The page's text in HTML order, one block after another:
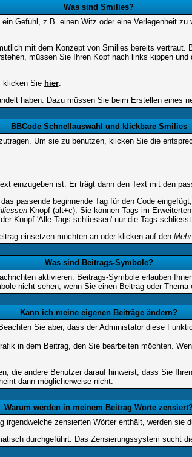
Was sind Smilies?
Gefühl, z.B. einen Witz oder eine Verlegenheit
mit dem Konzept von Smilies bereits
müssen Sie Ihren Kopf nach links kippen
klicken Sie hier.
haben. Dazu müssen Sie beim Erstellen eines
BBCode Schnellauswahl und klickbare Smilies
Um sie zu benutzen, klicken Sie die
einzugeben ist. Er trägt dann den Text mit den
passende beginnende Tag für den Code
Knopf (alt+c). Sie können Tags im
Knopf 'Alle Tags schliessen' nur die Tags
einsetzen möchten an oder klicken auf den
Was sind Beitrags-Symbole?
aktivieren. Beitrags-Symbole erlauben
nicht sehen, wenn Sie einen Beitrag oder
Kann ich meine eigenen Beiträge ändern?
Sie aber, dass der Administator diese
in dem Beitrag, den Sie bearbeiten möchten.
die andere Benutzer darauf hinweist, dass Sie
dann möglicherweise nicht.
Warum werden in meinem Beitrag Worte
zensierten Wörter enthält, werden sie
durchgeführt. Das Zensierungssystem sucht